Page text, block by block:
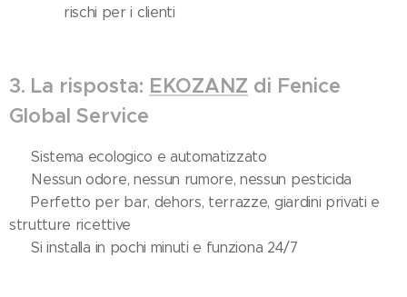
rischi per i clienti
3. La risposta: EKOZANZ di Fenice
Global Service
✅ Sistema ecologico e automatizzato
✅ Nessun odore, nessun rumore, nessun pesticida
✅ Perfetto per bar, dehors, terrazze, giardini privati e
strutture ricettive
✅ Si installa in pochi minuti e funziona 24/7